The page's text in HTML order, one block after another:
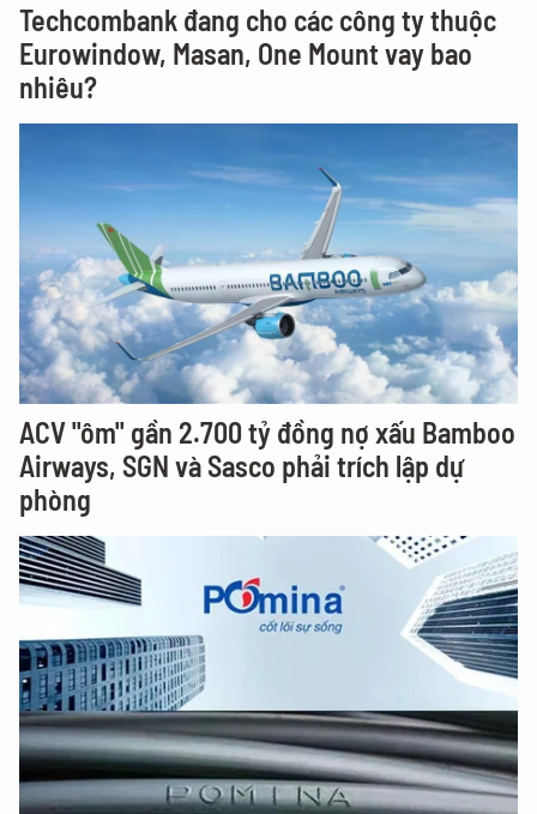
Techcombank đang cho các công ty thuộc
Eurowindow, Masan, One Mount vay bao
nhiêu?
ACV "ôm" gần 2.700 tỷ đồng nợ xấu Bamboo
Airways, SGN và Sasco phải trích lập dự
phòng